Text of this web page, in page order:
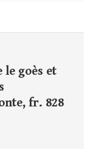
le goès et
fr. 828